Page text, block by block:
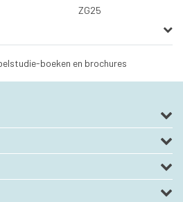
ZG25
boeken en brochures